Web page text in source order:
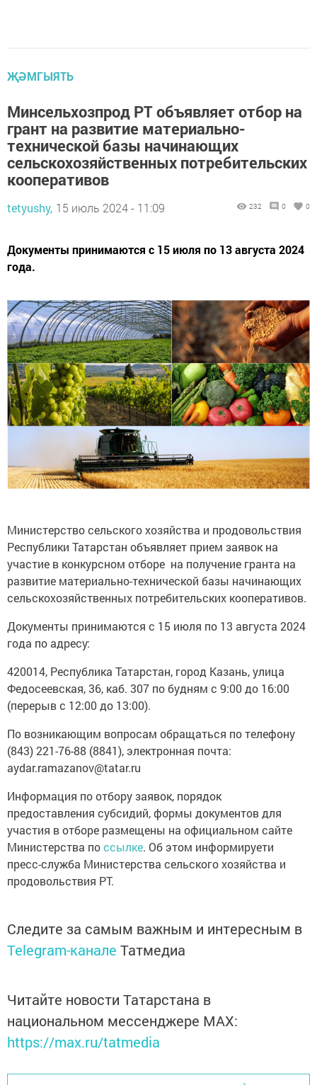
ҖӘМГЫЯТЬ
Минсельхозпрод РТ объявляет отбор на
грант на развитие материально-
технической базы начинающих
сельскохозяйственных потребительских
кооперативов
tetyushy, 15 июль 2024 - 11:09 232 0 0
Документы принимаются с 15 июля по 13 августа 2024
года.
Министерство сельского хозяйства и продовольствия
Республики Татарстан объявляет прием заявок на
участие в конкурсном отборе на получение гранта на
развитие материально-технической базы начинающих
сельскохозяйственных потребительских кооперативов.
Документы принимаются с 15 июля по 13 августа 2024
года по адресу:
420014, Республика Татарстан, город Казань, улица
Федосеевская, 36, каб. 307 по будням с 9:00 до 16:00
(перерыв с 12:00 до 13:00).
По возникающим вопросам обращаться по телефону
(843) 221-76-88 (8841), электронная почта:
aydar.ramazanov@tatar.ru
Информация по отбору заявок, порядок
предоставления субсидий, формы документов для
участия в отборе размещены на официальном сайте
Министерства поссылке. Об этом информируети
пресс-служба Министерства сельского хозяйства и
продовольствия РТ.
Следите за самым важным и интересным в
Telegram-канале Татмедиа
Читайте новости Татарстана в
национальном мессенджере MАХ:
https://max.ru/tatmedia